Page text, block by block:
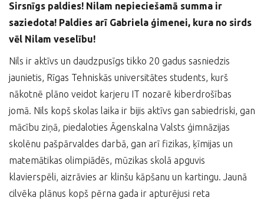
Sirsnīgs paldies! Nilam nepieciešamā summa ir
saziedota! Paldies arī Gabriela ģimenei, kura no sirds
vēl Nilam veselību!
Nils ir aktīvs un daudzpusīgs tikko 20 gadus sasniedzis
jaunietis, Rīgas Tehniskās universitātes students, kurš
nākotnē plāno veidot karjeru IT nozarē kiberdrošības
jomā. Nils kopš skolas laika ir bijis aktīvs gan sabiedriski, gan
mācību ziņā, piedaloties Āgenskalna Valsts ģimnāzijas
skolēnu pašpārvaldes darbā, gan arī fizikas, ķīmijas un
matemātikas olimpiādēs, mūzikas skolā apguvis
klavierspēli, aizrāvies ar klinšu kāpšanu un kartingu. Jaunā
cilvēka plānus kopš pērna gada ir apturējusi reta